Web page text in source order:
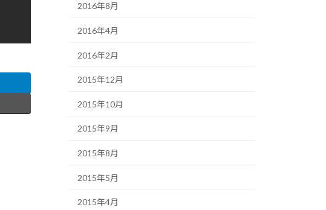
2016年8月
2016年4月
2016年2月
2015年12月
2015年10月
2015年9月
2015年8月
2015年5月
2015年4月